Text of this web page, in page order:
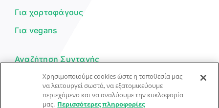
Για χορτοφάγους
Για vegans
Αναζήτηση Συνταγής
Υποβολή Συνταγής
Φόρμα Επικοινωνίας
Χρησιμοποιούμε cookies ώστε η τοποθεσία μας
να λειτουργεί σωστά, να εξατομικεύουμε
περιεχόμενο και να αναλύουμε την κυκλοφορία
μας. Περισσότερες πληροφορίες